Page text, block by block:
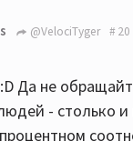
@VelociTyger
Да не
- столько и